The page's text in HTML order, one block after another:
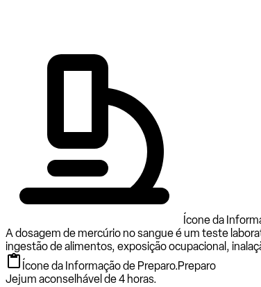
Ícone da
A dosagem de mercúrio no sangue é um teste
ingestão de alimentos, exposição ocupacional,
Ícone da Informação de Preparo.Preparo
Jejum aconselhável de 4 horas.